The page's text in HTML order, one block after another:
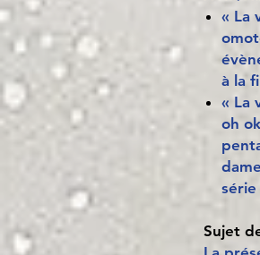
« La
à la
« La
oh
série
Sujet